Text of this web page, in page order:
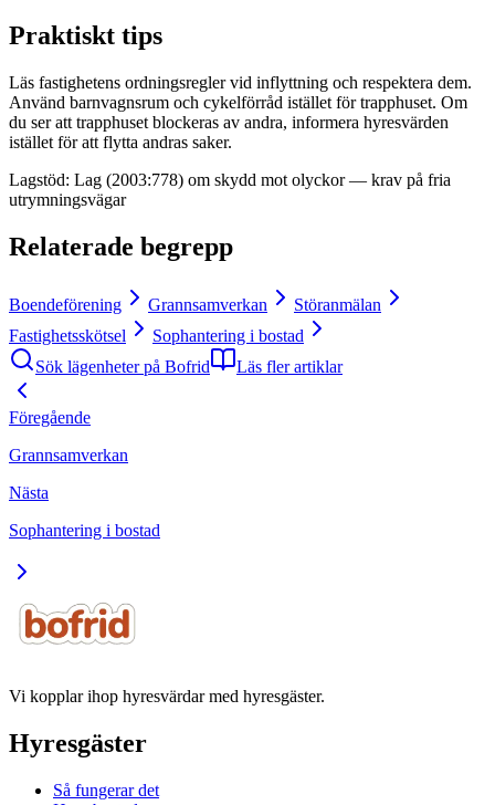
Praktiskt tips
Läs fastighetens ordningsregler vid inflyttning och respektera dem.
Använd barnvagnsrum och cykelförråd istället för trapphuset. Om
du ser att trapphuset blockeras av andra, informera hyresvärden
istället för att flytta andras saker.
Lagstöd: Lag (2003:778) om skydd mot olyckor — krav på fria
utrymningsvägar
Relaterade begrepp
Boendeförening Grannsamverkan
Störanmälan
Fastighetsskötsel
Sophantering i bostad
Sök lägenheter på Bofrid
Läs fler artiklar
Föregående
Grannsamverkan
Nästa
Sophantering i bostad
Vi kopplar ihop hyresvärdar med hyresgäster.
Hyresgäster
Så fungerar det